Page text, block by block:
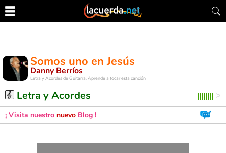
Somos uno en Jesús
Danny Berríos
Letra y Acordes de Guitarra. Aprende a tocar esta canción
Letra y Acordes
¡ Visita nuestro nuevo Blog !